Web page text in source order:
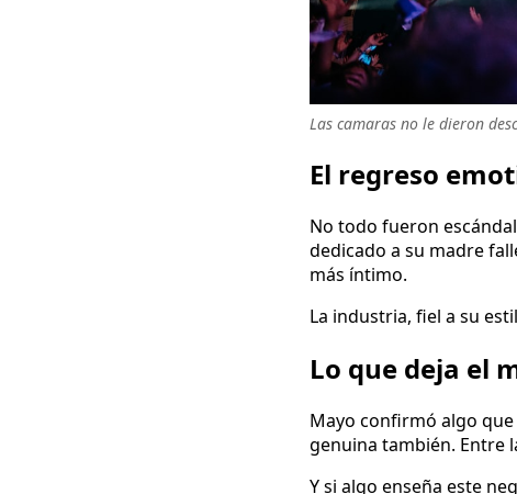
Las camaras no le dieron
El regreso
No todo fueron
dedicado a su madre
más íntimo.
La industria, fiel a su
Lo que deja el
Mayo confirmó algo
genuina también. Entre
Y si algo enseña este